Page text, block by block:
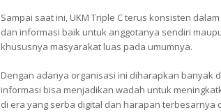
Sampai saat ini, UKM Triple C terus konsisten
dan informasi baik untuk anggotanya sendiri
khususnya masyarakat luas pada umumnya.
Dengan adanya organisasi ini diharapkan banyak
informasi bisa menjadikan wadah untuk
di era yang serba digital dan harapan